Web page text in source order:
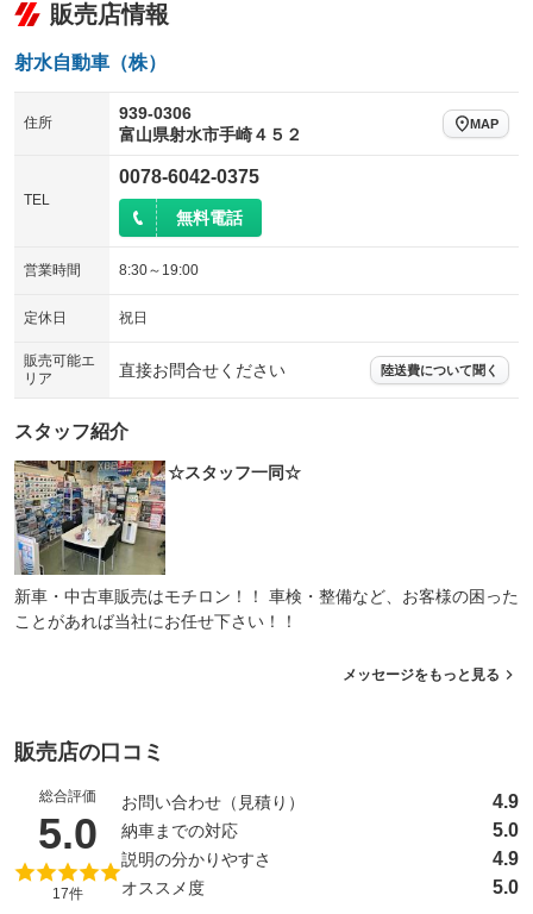
チップアップシート
：装備なし
電動格納サードシート
：装備なし
電動リアゲート
シートエアコン
：装備なし
サイドカメラ
エアサスペンション
：装備なし
販売店情報
射水自動車（株）
住所
939-0306
富山県射水市手崎４５２
MAP
TEL
0078-6042-0375
無料電話
営業時間 8:30～19:00
定休日 祝日
販売可能エ
リア
直接お問合せください 陸送費について聞く
スタッフ紹介
☆スタッフ一同☆
新車・中古車販売はモチロン！！ 車検・整備など、お客様の困った
ことがあれば当社にお任せ下さい！！
メッセージをもっと見る
販売店の口コミ
総合評価
5.0 （5点満点中）
17件
お問い合わせ（見積り） 4.9
納車までの対応 5.0
説明の分かりやすさ 4.9
オススメ度 5.0